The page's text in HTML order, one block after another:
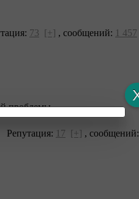
73 [+] , сообщений: 1 457
проблемы.
Репутация: 17 [+] , сообщений: